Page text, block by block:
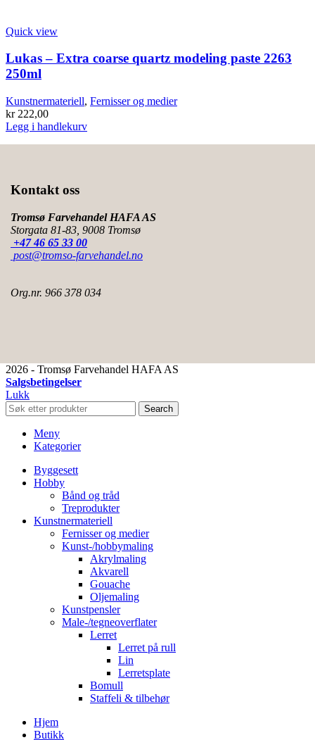
Quick view
Lukas – Extra coarse quartz modeling paste 2263
250ml
Kunstnermateriell, Fernisser og medier
kr222,00
Legg i handlekurv
Kontakt oss
Tromsø Farvehandel HAFA AS
Storgata 81-83, 9008 Tromsø
+47 46 65 33 00
post@tromso-farvehandel.no
Org.nr. 966 378 034
2026 - Tromsø Farvehandel HAFA AS
Salgsbetingelser
Lukk
Search
Meny
Kategorier
Byggesett
Hobby
Bånd og tråd
Treprodukter
Kunstnermateriell
Fernisser og medier
Kunst-/hobbymaling
Akrylmaling
Akvarell
Gouache
Oljemaling
Kunstpensler
Male-/tegneoverflater
Lerret
Lerret på rull
Lin
Lerretsplate
Bomull
Staffeli & tilbehør
Hjem
Butikk